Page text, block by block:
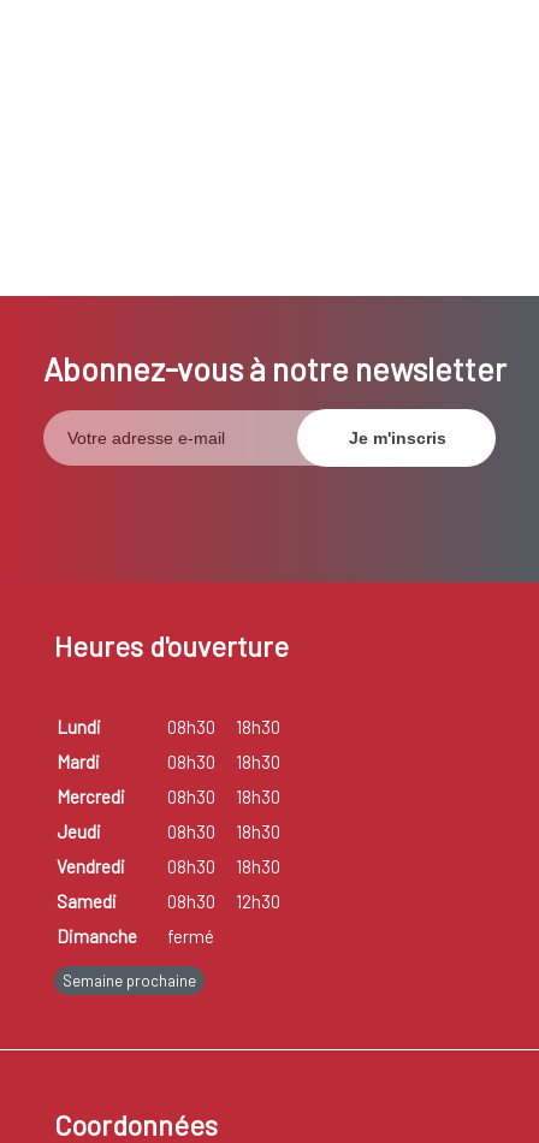
Abonnez-vous à notre newsletter
Heures d'ouverture
Lundi 08h30
18h30
Mardi
08h30
18h30
Mercredi
08h30
18h30
Jeudi
08h30
18h30
Vendredi
08h30
18h30
Samedi
08h30
12h30
Dimanche
fermé
Semaine prochaine
Coordonnées